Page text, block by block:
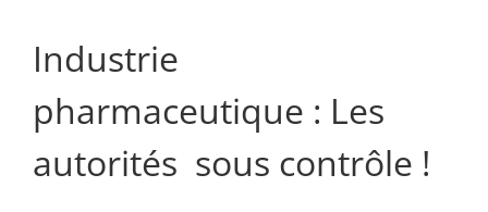
Industrie
pharmaceutique : Les
autorités sous contrôle !